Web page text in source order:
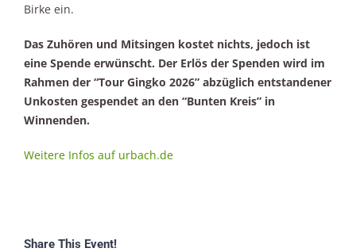
Birke ein.
Das Zuhören und Mitsingen kostet nichts, jedoch ist
eine Spende erwünscht. Der Erlös der Spenden wird im
Rahmen der “Tour Gingko 2026” abzüglich entstandener
Unkosten gespendet an den “Bunten Kreis” in
Winnenden.
Weitere Infos auf urbach.de
Share This Event!